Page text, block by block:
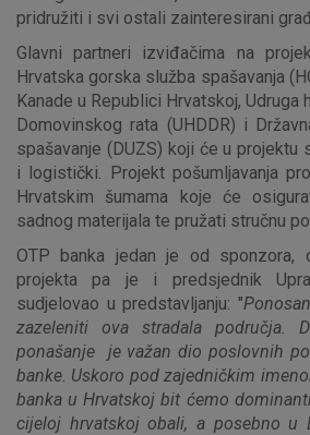
pridružiti i svi ostali zainteresirani
Glavni partneri izviđačima na
Hrvatska gorska služba spašavanja
Kanade u Republici Hrvatskoj, Udruga
Domovinskog rata (UHDDR) i
spašavanje (DUZS) koji će u projektu
i logistički. Projekt pošumljavanja
Hrvatskim šumama koje će
sadnog materijala te pružati stručnu
OTP banka jedan je od sponzora,
projekta pa je i predsjednik
sudjelovao u predstavljanju: "
zazeleniti ova stradala područja.
ponašanje je važan dio poslovnih
banke. Uskoro pod zajedničkim
banka u Hrvatskoj bit ćemo
cijeloj hrvatskoj obali, a posebno u
Analitički
Marketinški kolačići
Prihvaćam upotrebu
Nužni (tehnički) kolačići -
Ovi kolačići nužni su za funkcioniranje
ne mogu se isključiti u našim sustavima.
postavljaju kao odgovor na vaše radnje
za uslugama, kao što su postavke
možete postaviti da blokira te kolačiće
o njima, ali u tom slučaju neki dijelovi
kolačići ne pohranjuju nikakve
identificirati.